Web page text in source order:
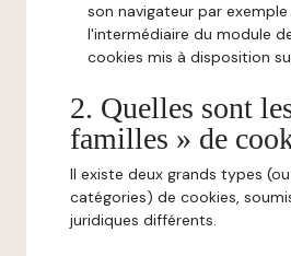
son navigateur par
l'intermédiaire du module
cookies mis à disposition
2. Quelles sont
familles » de
Il existe deux grands types
catégories) de cookies,
juridiques différents.